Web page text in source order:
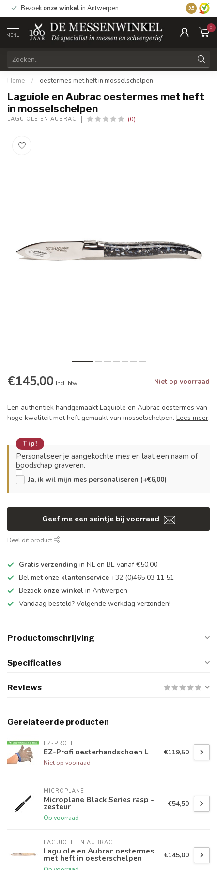
Bezoek onze winkelin Antwerpen Vandaag
9.5
MENU
0
Home / oestermes met heft in mosselschelpen
Laguiole en Aubrac oestermes met heft
in mosselschelpen
LAGUIOLE EN AUBRAC (0)
€145,00 Incl. btw Niet op voorraad
Een authentiek handgemaakt Laguiole en Aubrac oestermes van
hoge kwaliteit met heft gemaakt van mosselschelpen. Lees meer.
Tip!
Personaliseer je aangekochte mes en laat een naam of
boodschap graveren.
Ja, ik wil mijn mes personaliseren (+€6,00)
Geef me een seintje bij voorraad
Deel dit product
Gratis verzending in NL en BE vanaf €50,00
Bel met onze klantenservice +32 (0)465 03 11 51
Bezoek onze winkel in Antwerpen
Vandaag besteld? Volgende werkdag verzonden!
Productomschrijving
Specificaties
Reviews
Gerelateerde producten
EZ-PROFI
EZ-Profi oesterhandschoen L
Niet op voorraad
€119,50
MICROPLANE
Microplane Black Series rasp -
zesteur
Op voorraad
€54,50
LAGUIOLE EN AUBRAC
Laguiole en Aubrac oestermes
met heft in oesterschelpen €145,00